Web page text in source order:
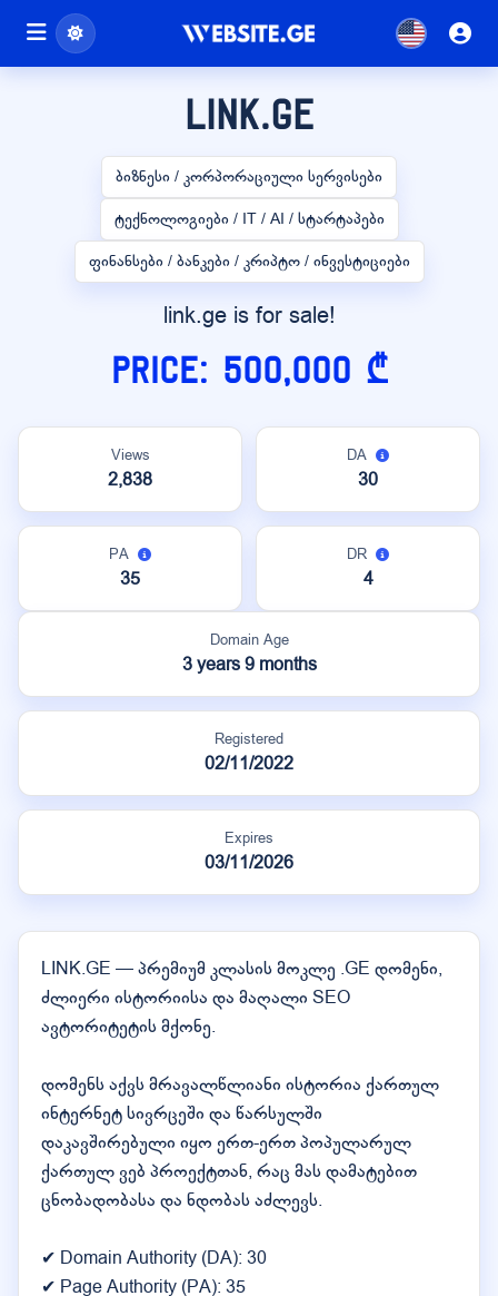
link.ge
ბიზნესი / კორპორაციული სერვისები
ტექნოლოგიები / IT / AI / სტარტაპები
ფინანსები / ბანკები / კრიპტო / ინვესტიციები
link.ge is for sale!
Price: 500,000 ₾
Views
2,838
DA
30
PA
35
DR
4
Domain Age
3 years 9 months
Registered
02/11/2022
Expires
03/11/2026
LINK.GE — პრემიუმ კლასის მოკლე .GE დომენი,
ძლიერი ისტორიისა და მაღალი SEO
ავტორიტეტის მქონე.
დომენს აქვს მრავალწლიანი ისტორია ქართულ
ინტერნეტ სივრცეში და წარსულში
დაკავშირებული იყო ერთ-ერთ პოპულარულ
ქართულ ვებ პროექტთან, რაც მას დამატებით
ცნობადობასა და ნდობას აძლევს.
✔ Domain Authority (DA): 30
✔ Page Authority (PA): 35